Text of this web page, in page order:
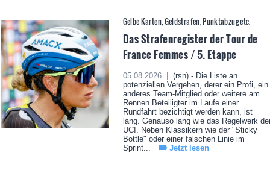
Gelbe Karten, Geldstrafen, Punktabzug etc.
Das Strafenregister der Tour de
France Femmes / 5. Etappe
05.08.2026 |
(rsn) - Die Liste an
potenziellen Vergehen, derer ein Profi, ein
anderes Team-Mitglied oder weitere am
Rennen Beteiligter im Laufe einer
Rundfahrt bezichtigt werden kann, ist
lang. Genauso lang wie das Regelwerk
UCI. Neben Klassikern wie der "Sticky
Bottle" oder einer falschen Linie im
Sprint...
Jetzt lesen